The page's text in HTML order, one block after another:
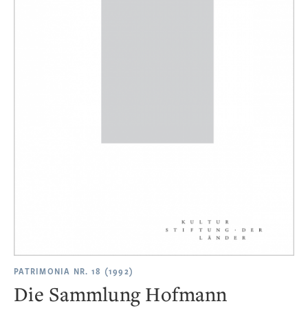
PATRIMONIA NR. 18 (1992)
Die Sammlung Hofmann